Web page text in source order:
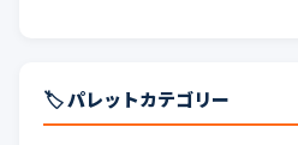
🏷️ パレットカテゴリー